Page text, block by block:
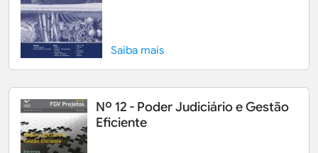
Saiba mais
Nº 12 - Poder Judiciário e Gestão
Eficiente